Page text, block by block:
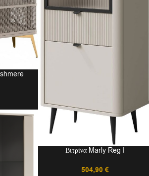
Βιτρίνα Marly Reg I
504,90 €